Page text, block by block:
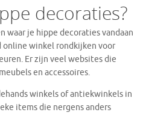
decoraties?
waar je hippe decoraties vandaan
online winkel rondkijken voor
Er zijn veel websites die
en accessoires.
winkels of antiekwinkels in
items die nergens anders